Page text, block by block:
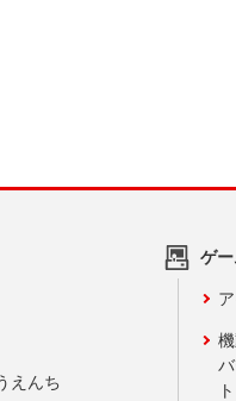
えんち
ゲ
ト